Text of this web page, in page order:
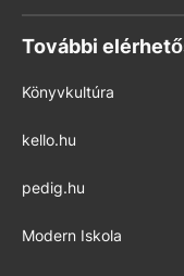
További
Könyvkultúra
kello.hu
pedig.hu
Modern Iskola